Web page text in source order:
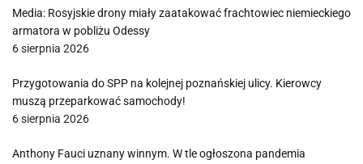
Media: Rosyjskie drony miały zaatakować frachtowiec niemieckiego
armatora w pobliżu Odessy
6 sierpnia 2026
Przygotowania do SPP na kolejnej poznańskiej ulicy. Kierowcy
muszą przeparkować samochody!
6 sierpnia 2026
Anthony Fauci uznany winnym. W tle ogłoszona pandemia